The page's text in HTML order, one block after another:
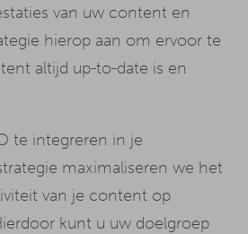
van uw content en
hierop aan om ervoor te
altijd up-to-date is en
te integreren in je
maximaliseren we het
van je content op
kunt u uw doelgroep